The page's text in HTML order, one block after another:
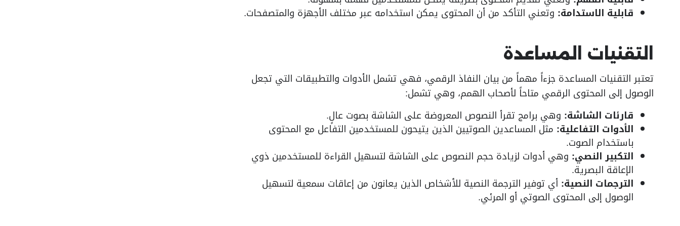
قابلية الاستدامة: وتعني التأكد من أن المحتوى يمكن استخدامه عبر مختلف الأجهزة والمتصفحات.
التقنيات المساعدة
تعتبر التقنيات المساعدة جزءاً مهماً من بيان النفاذ الرقمي، فهي تشمل الأدوات والتطبيقات التي تجعل
الوصول إلى المحتوى الرقمي متاحاً لأصحاب الهمم، وهي تشمل:
قارئات الشاشة: وهي برامج تقرأ النصوص المعروضة على الشاشة بصوت عالٍ.
الأدوات التفاعلية: مثل المساعدين الصوتيين الذين يتيحون للمستخدمين التفاعل مع المحتوى
باستخدام الصوت.
التكبير النصي: وهي أدوات لزيادة حجم النصوص على الشاشة لتسهيل القراءة للمستخدمين ذوي
الإعاقة البصرية.
الترجمات النصية: أي توفير الترجمة النصية للأشخاص الذين يعانون من إعاقات سمعية لتسهيل
الوصول إلى المحتوى الصوتي أو المرئي.